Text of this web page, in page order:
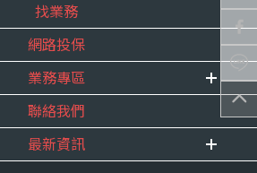
重要事跡
得獎紀錄
服務宣言
合作夥伴
內勤招聘
精英招募
年度增員計畫
找業務
網路投保
業務專區
E 線資源網
聯絡我們
最新資訊